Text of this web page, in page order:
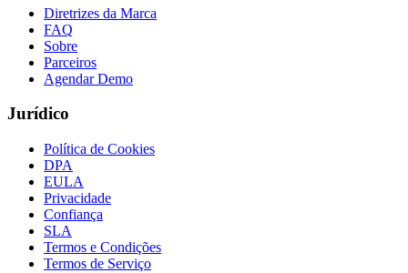
Diretrizes da Marca
FAQ
Sobre
Parceiros
Agendar Demo
Jurídico
Política de Cookies
DPA
EULA
Privacidade
Confiança
SLA
Termos e Condições
Termos de Serviço